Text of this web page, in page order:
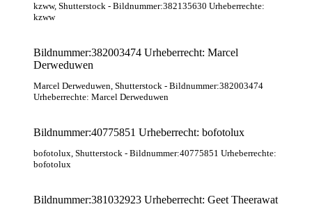
kzww, Shutterstock - Bildnummer:382135630 Urheberrechte:
kzww
Bildnummer:382003474 Urheberrecht: Marcel
Derweduwen
Marcel Derweduwen, Shutterstock - Bildnummer:382003474
Urheberrechte: Marcel Derweduwen
Bildnummer:40775851 Urheberrecht: bofotolux
bofotolux, Shutterstock - Bildnummer:40775851 Urheberrechte:
bofotolux
Bildnummer:381032923 Urheberrecht: Geet Theerawat